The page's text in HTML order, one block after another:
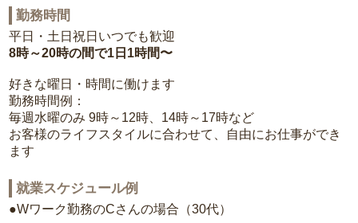
勤務時間
平日・土日祝日いつでも歓迎
8時～20時の間で1日1時間〜
好きな曜日・時間に働けます
勤務時間例：
毎週水曜のみ 9時～12時、14時～17時など
お客様のライフスタイルに合わせて、自由にお仕事ができ
ます
就業スケジュール例
●Wワーク勤務のCさんの場合（30代）